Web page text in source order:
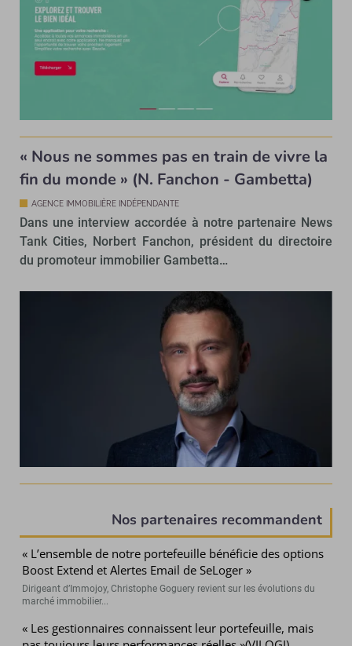
« Nous ne sommes pas en train de vivre la
fin du monde » (N. Fanchon - Gambetta)
AGENCE IMMOBILIÈRE INDÉPENDANTE
Dans une interview accordée à notre partenaire News
Tank Cities, Norbert Fanchon, président du directoire
du promoteur immobilier Gambetta…
Nos partenaires recommandent
« L’ensemble de notre portefeuille bénéficie des options
Boost Extend et Alertes Email de SeLoger »
Dirigeant d’Immojoy, Christophe Goguery revient sur les évolutions du
marché immobilier...
« Les gestionnaires connaissent leur portefeuille, mais